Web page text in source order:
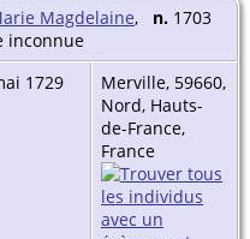
Magdelaine, n. 1703
inconnue
1729
Merville, 59660,
Nord, Hauts-
de-France,
France